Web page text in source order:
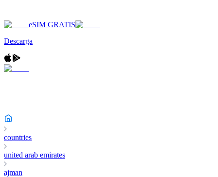
eSIM GRATIS
Descarga
countries
united arab emirates
ajman